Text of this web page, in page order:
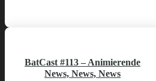
BatCast #113 – Animierende
News, News, News